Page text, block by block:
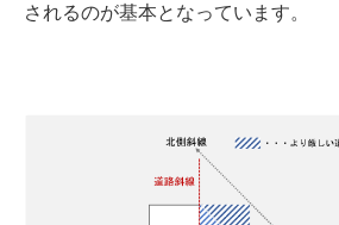
されるのが基本となっています。